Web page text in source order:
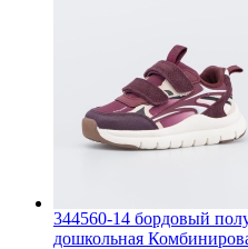
344560-14 бордовый
дошкольная